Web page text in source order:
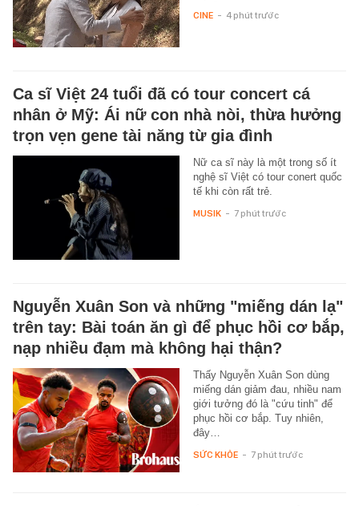
CINE - 4 phút trước
Ca sĩ Việt 24 tuổi đã có tour concert cá
nhân ở Mỹ: Ái nữ con nhà nòi, thừa hưởng
trọn vẹn gene tài năng từ gia đình
Nữ ca sĩ này là một trong số ít
nghệ sĩ Việt có tour conert quốc
tế khi còn rất trẻ.
MUSIK - 7 phút trước
Nguyễn Xuân Son và những "miếng dán lạ"
trên tay: Bài toán ăn gì để phục hồi cơ bắp,
nạp nhiều đạm mà không hại thận?
Thấy Nguyễn Xuân Son dùng
miếng dán giảm đau, nhiều nam
giới tưởng đó là "cứu tinh" để
phục hồi cơ bắp. Tuy nhiên,
đây…
SỨC KHỎE - 7 phút trước